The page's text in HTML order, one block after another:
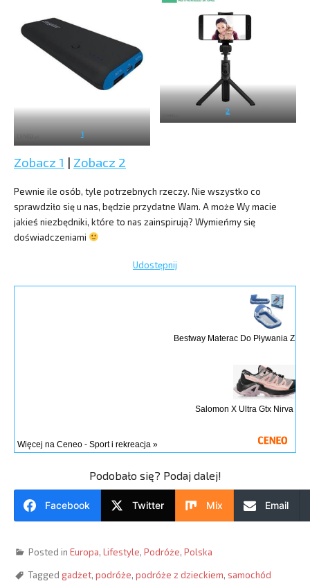
1
2
Zobacz 1 | Zobacz 2
Pewnie ile osób, tyle potrzebnych rzeczy. Nie wszystko co
sprawdziło się u nas, będzie przydatne Wam. A może Wy macie
jakieś niezbędniki, które to nas zainspirują? Wymieńmy się
doświadczeniami
Udostępnij
Bestway Materac Do Pływania Z
Salomon X Ultra Gtx Nirva
Więcej na Ceneo - Sport i rekreacja »
Podobało się? Podaj dalej!
Facebook Twitter Mix Email
Posted in Europa, Lifestyle, Podróże, Polska
Tagged gadżet, podróże, podróże z dzieckiem, samochód